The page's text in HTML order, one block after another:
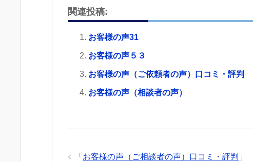
関連投稿:
お客様の声31
お客様の声５３
お客様の声（ご依頼者の声）口コミ・評判
お客様の声（相談者の声）
「 お客様の声（ご相談者の声）口コミ・評判 」